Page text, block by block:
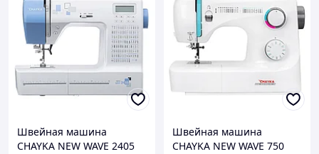
Швейная машина
CHAYKA NEW WAVE 2405
Швейная машина
CHAYKA NEW WAVE 750